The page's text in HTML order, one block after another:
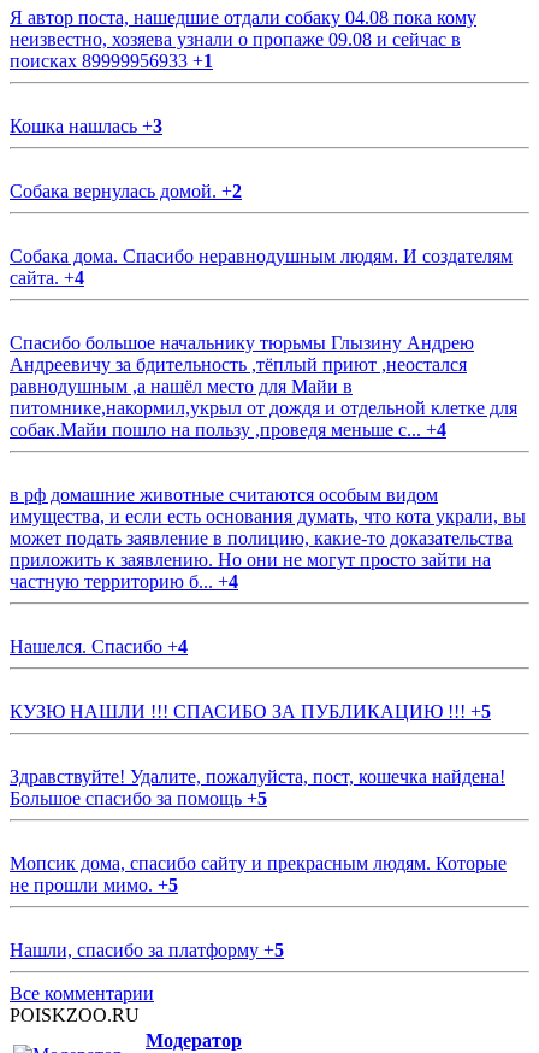
Я автор поста, нашедшие отдали собаку 04.08 пока кому
неизвестно, хозяева узнали о пропаже 09.08 и сейчас в
поисках 89999956933 +1
Кошка нашлась +3
Собака вернулась домой. +2
Собака дома. Спасибо неравнодушным людям. И создателям
сайта. +4
Спасибо большое начальнику тюрьмы Глызину Андрею
Андреевичу за бдительность ,тёплый приют ,неостался
равнодушным ,а нашёл место для Майи в
питомнике,накормил,укрыл от дождя и отдельной клетке для
собак.Майи пошло на пользу ,проведя меньше с... +4
в рф домашние животные считаются особым видом
имущества, и если есть основания думать, что кота украли, вы
может подать заявление в полицию, какие-то доказательства
приложить к заявлению. Но они не могут просто зайти на
частную территорию б... +4
Нашелся. Спасибо +4
КУЗЮ НАШЛИ !!! СПАСИБО ЗА ПУБЛИКАЦИЮ !!! +5
Здравствуйте! Удалите, пожалуйста, пост, кошечка найдена!
Большое спасибо за помощь +5
Мопсик дома, спасибо сайту и прекрасным людям. Которые
не прошли мимо. +5
Нашли, спасибо за платформу +5
Все комментарии
POISKZOO.RU
Модератор